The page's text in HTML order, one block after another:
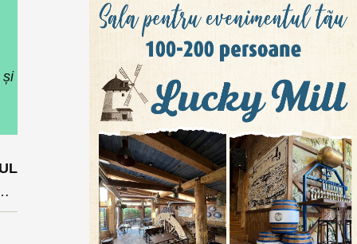
și
care angajează muncitori străini